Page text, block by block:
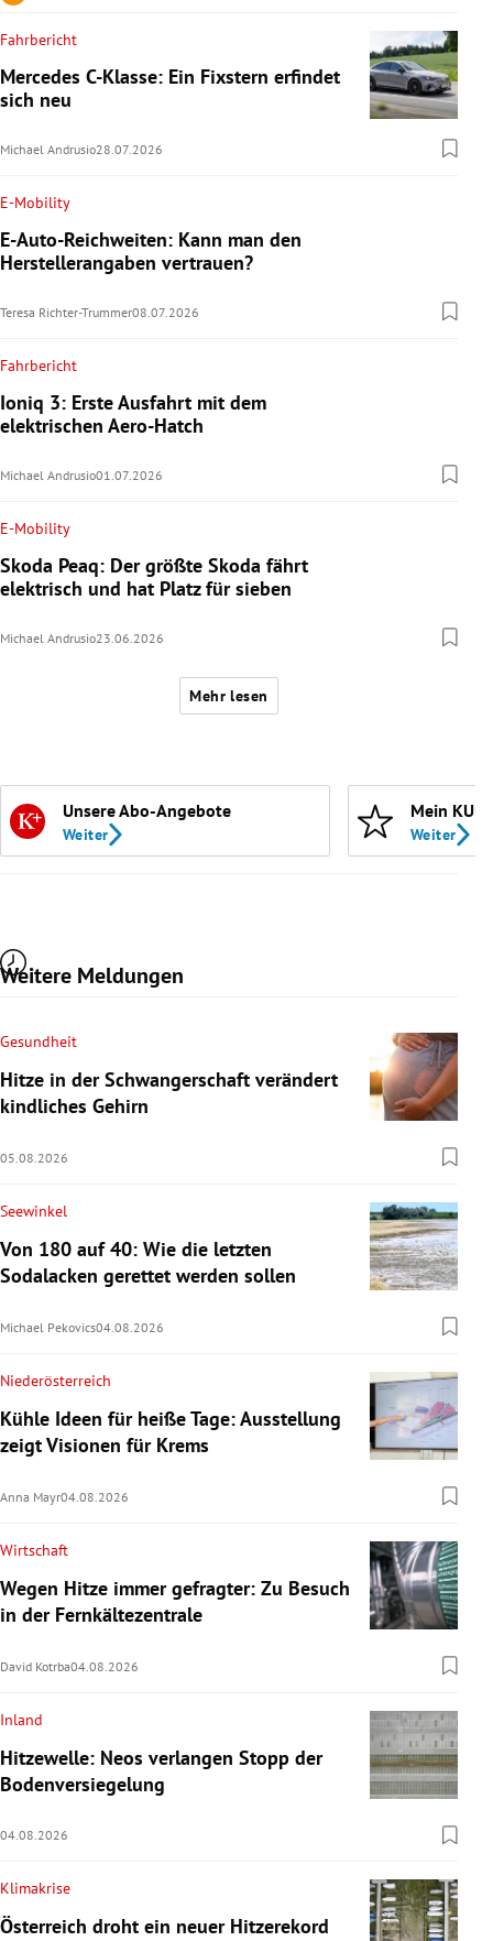
Fahrbericht
Mercedes C-Klasse: Ein Fixstern erfindet
sich neu
Michael Andrusio28.07.2026
E-Mobility
E-Auto-Reichweiten: Kann man den
Herstellerangaben vertrauen?
Teresa Richter-Trummer08.07.2026
Fahrbericht
Ioniq 3: Erste Ausfahrt mit dem
elektrischen Aero-Hatch
Michael Andrusio01.07.2026
E-Mobility
Skoda Peaq: Der größte Skoda fährt
elektrisch und hat Platz für sieben
Michael Andrusio23.06.2026
Mehr lesen
Unsere Abo-Angebote
Weiter
Mein
Weiter
Weitere Meldungen
Gesundheit
Hitze in der Schwangerschaft verändert
kindliches Gehirn
05.08.2026
Seewinkel
Von 180 auf 40: Wie die letzten
Sodalacken gerettet werden sollen
Michael Pekovics04.08.2026
Niederösterreich
Kühle Ideen für heiße Tage: Ausstellung
zeigt Visionen für Krems
Anna Mayr04.08.2026
Wirtschaft
Wegen Hitze immer gefragter: Zu Besuch
in der Fernkältezentrale
David Kotrba04.08.2026
Inland
Hitzewelle: Neos verlangen Stopp der
Bodenversiegelung
04.08.2026
Klimakrise
Österreich droht ein neuer Hitzerekord